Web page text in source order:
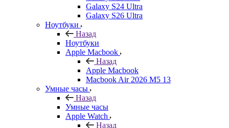
Galaxy S24 Ultra
Galaxy S26 Ultra
Ноутбуки
Назад
Ноутбуки
Apple Macbook
Назад
Apple Macbook
Macbook Air 2026 M5 13
Умные часы
Назад
Умные часы
Apple Watch
Назад